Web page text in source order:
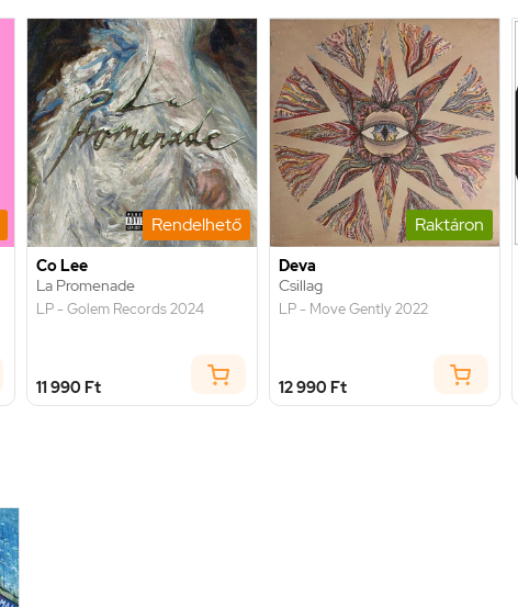
Rendelhető
Co Lee
La Promenade
LP - Golem Records 2024
11 990 Ft
Raktáron
Deva
Csillag
LP - Move Gently 2022
12 990 Ft